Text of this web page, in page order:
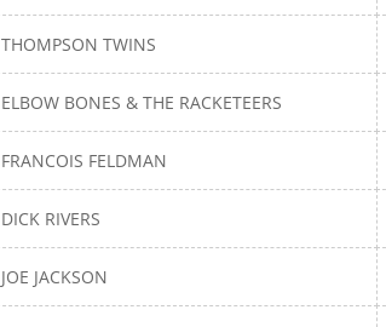
THOMPSON TWINS
ELBOW BONES & THE RACKETEERS
FRANCOIS FELDMAN
DICK RIVERS
JOE JACKSON